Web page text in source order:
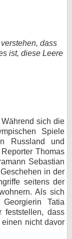
dass
ist, diese Leere
sich die
Spiele
Russland und
Thomas
Sebastian
in der
seitens der
Als sich
Tatia
feststellen, dass
nicht davor